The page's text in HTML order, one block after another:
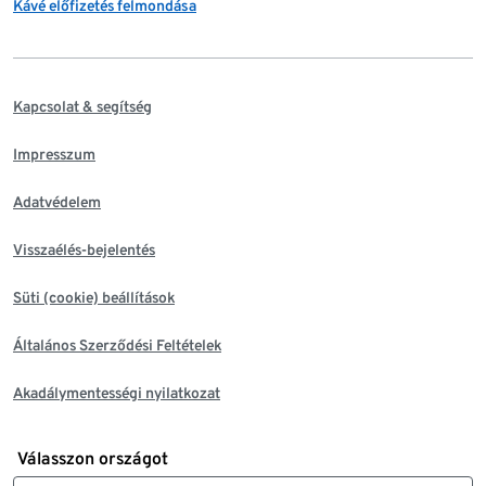
Kávé előfizetés felmondása
Kapcsolat & segítség
Impresszum
Adatvédelem
Visszaélés-bejelentés
Süti (cookie) beállítások
Általános Szerződési Feltételek
Akadálymentességi nyilatkozat
Válasszon országot